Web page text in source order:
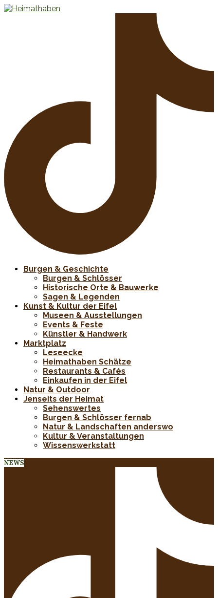
Burgen & Geschichte
Burgen & Schlösser
Historische Orte & Bauwerke
Sagen & Legenden
Kunst & Kultur der Eifel
Museen & Ausstellungen
Events & Feste
Künstler & Handwerk
Marktplatz
Leseecke
Heimathaben Schätze
Restaurants & Cafés
Einkaufen in der Eifel
Natur & Outdoor
Jenseits der Heimat
Sehenswertes
Burgen & Schlösser fernab
Natur & Landschaften anderswo
Kultur & Veranstaltungen
Wissenswerkstatt
NEWS